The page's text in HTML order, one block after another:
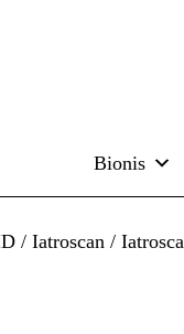
Bionis
/Iatroscan /